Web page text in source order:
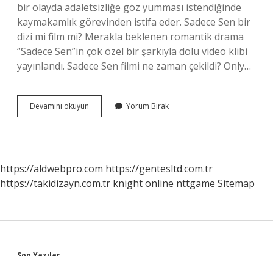
bir olayda adaletsizliğe göz yumması istendiğinde
kaymakamlık görevinden istifa eder. Sadece Sen bir
dizi mi film mi? Merakla beklenen romantik drama
“Sadece Sen”in çok özel bir şarkıyla dolu video klibi
yayınlandı. Sadece Sen filmi ne zaman çekildi? Only…
Devamını okuyun
Sen
Yorum Bırak
https://aldwebpro.com https://gentesltd.com.tr
https://takidizayn.com.tr knight online nttgame Sitemap